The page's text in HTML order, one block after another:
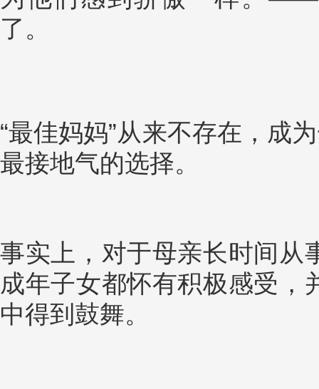
了。
“最佳妈妈”从来不存在，成
最接地气的选择。
事实上，对于母亲长时间从
成年子女都怀有积极感受，
中得到鼓舞。